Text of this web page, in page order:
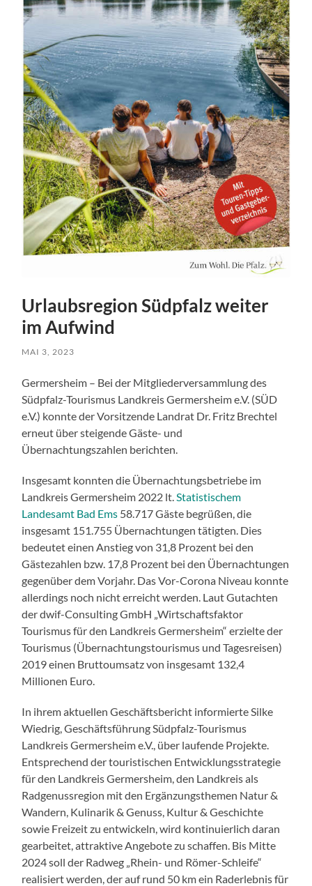
Urlaubsregion Südpfalz weiter
im Aufwind
MAI 3, 2023
Germersheim – Bei der Mitgliederversammlung des
Südpfalz-Tourismus Landkreis Germersheim e.V. (SÜD
e.V.) konnte der Vorsitzende Landrat Dr. Fritz Brechtel
erneut über steigende Gäste- und
Übernachtungszahlen berichten.
Insgesamt konnten die Übernachtungsbetriebe im
Landkreis Germersheim 2022 lt. Statistischem
Landesamt Bad Ems 58.717 Gäste begrüßen, die
insgesamt 151.755 Übernachtungen tätigten. Dies
bedeutet einen Anstieg von 31,8 Prozent bei den
Gästezahlen bzw. 17,8 Prozent bei den Übernachtungen
gegenüber dem Vorjahr. Das Vor-Corona Niveau konnte
allerdings noch nicht erreicht werden. Laut Gutachten
der dwif-Consulting GmbH „Wirtschaftsfaktor
Tourismus für den Landkreis Germersheim“ erzielte der
Tourismus (Übernachtungstourismus und Tagesreisen)
2019 einen Bruttoumsatz von insgesamt 132,4
Millionen Euro.
In ihrem aktuellen Geschäftsbericht informierte Silke
Wiedrig, Geschäftsführung Südpfalz-Tourismus
Landkreis Germersheim e.V., über laufende Projekte.
Entsprechend der touristischen Entwicklungsstrategie
für den Landkreis Germersheim, den Landkreis als
Radgenussregion mit den Ergänzungsthemen Natur &
Wandern, Kulinarik & Genuss, Kultur & Geschichte
sowie Freizeit zu entwickeln, wird kontinuierlich daran
gearbeitet, attraktive Angebote zu schaffen. Bis Mitte
2024 soll der Radweg „Rhein- und Römer-Schleife“
realisiert werden, der auf rund 50 km ein Raderlebnis für